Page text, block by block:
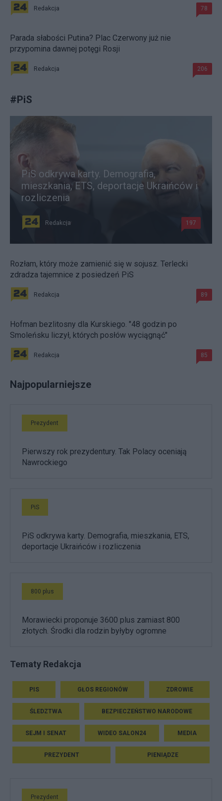
Redakcja 78
Parada słabości Putina? Plac Czerwony już nie
przypomina dawnej potęgi Rosji
Redakcja 206
#PiS
PiS odkrywa karty. Demografia,
mieszkania, ETS, deportacje Ukraińców i
rozliczenia
Redakcja 197
Rozłam, który może zamienić się w sojusz. Terlecki
zdradza tajemnice z posiedzeń PiS
Redakcja 89
Hofman bezlitosny dla Kurskiego. "48 godzin po
Smoleńsku liczył, których posłów wyciągnąć"
Redakcja 85
Najpopularniejsze
Prezydent
Pierwszy rok prezydentury. Tak Polacy oceniają
Nawrockiego
PiS
PiS odkrywa karty. Demografia, mieszkania, ETS,
deportacje Ukraińców i rozliczenia
800 plus
Morawiecki proponuje 3600 plus zamiast 800
złotych. Środki dla rodzin byłyby ogromne
Tematy Redakcja
PIS GŁOS REGIONÓW ZDROWIE
ŚLEDZTWA BEZPIECZEŃSTWO NARODOWE
SEJM I SENAT WIDEO SALON24 MEDIA
PREZYDENT PIENIĄDZE
Prezydent